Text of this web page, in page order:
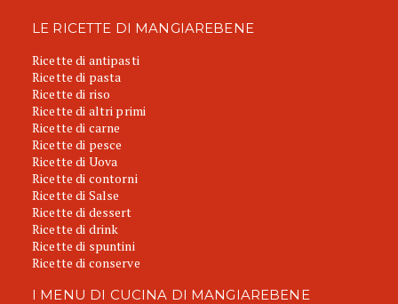
LE RICETTE DI MANGIAREBENE
Ricette di antipasti
Ricette di pasta
Ricette di riso
Ricette di altri primi
Ricette di carne
Ricette di pesce
Ricette di Uova
Ricette di contorni
Ricette di Salse
Ricette di dessert
Ricette di drink
Ricette di spuntini
Ricette di conserve
I MENU DI CUCINA DI MANGIAREBENE